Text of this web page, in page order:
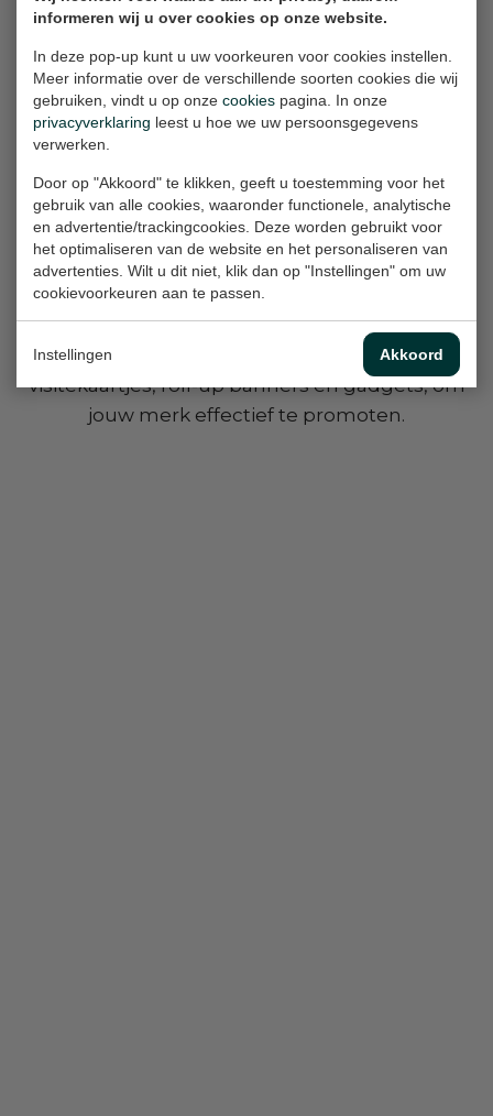
informeren wij u over cookies op onze website.
In deze pop-up kunt u uw voorkeuren voor cookies instellen.
Meer informatie over de verschillende soorten cookies die wij
gebruiken, vindt u op onze cookies pagina. In onze
privacyverklaring leest u hoe we uw persoonsgegevens
verwerken.
Door op "Akkoord" te klikken, geeft u toestemming voor het
gebruik van alle cookies, waaronder functionele, analytische
en advertentie/trackingcookies. Deze worden gebruikt voor
het optimaliseren van de website en het personaliseren van
advertenties. Wilt u dit niet, klik dan op "Instellingen" om uw
cookievoorkeuren aan te passen.
Instellingen Akkoord
"Design is thinking made
visual"
Wij ontwerpen logo's met
passie en plezier. Mogen wij
ook voor jou een uniek ontwerp
creëren?
Logo’s kunnen voor uiteenlopende
doeleinden worden ingezet, zoals
visitekaartjes, roll-up banners en gadgets, om
jouw merk effectief te promoten.